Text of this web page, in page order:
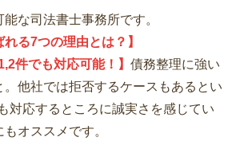
な司法書士事務所です。
れる7つの理由とは？】
件でも対応可能！】 債務整理に強い
他社では拒否するケースもあるとい
対応するところに誠実さを感じてい
オススメです。